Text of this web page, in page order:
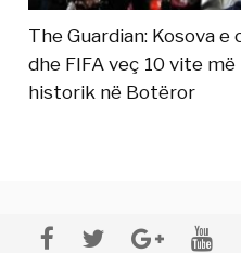
The Guardian: Kosova e
dhe FIFA veç 10 vite
historik në Botëror